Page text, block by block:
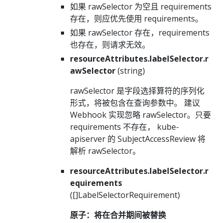
如果 rawSelector 为空且 requirements
存在，则应优先使用 requirements。
如果 rawSelector 存在，requirements
也存在，则请求无效。
resourceAttributes.labelSelector.r
awSelector(string)
rawSelector 是字段选择算符的序列化
形式，将被包含在查询参数中。 建议
Webhook 实现忽略 rawSelector。只要
requirements 不存在， kube-
apiserver 的 SubjectAccessReview 将
解析 rawSelector。
resourceAttributes.labelSelector.r
equirements
([]LabelSelectorRequirement)
原子：将在合并期间被替换